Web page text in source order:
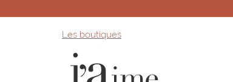
Les boutiques